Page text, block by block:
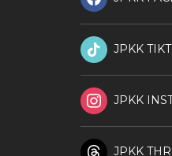
JPKK
JPKK
JPKK